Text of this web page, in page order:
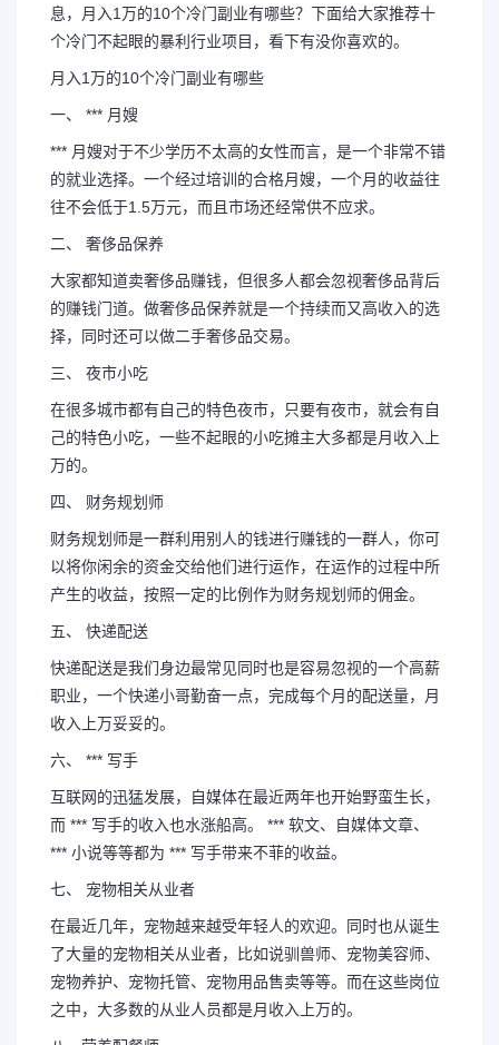
息，月入1万的10个冷门副业有哪些？下面给大家推荐十
个冷门不起眼的暴利行业项目，看下有没你喜欢的。
月入1万的10个冷门副业有哪些
一、 *** 月嫂
*** 月嫂对于不少学历不太高的女性而言，是一个非常不错
的就业选择。一个经过培训的合格月嫂，一个月的收益往
往不会低于1.5万元，而且市场还经常供不应求。
二、 奢侈品保养
大家都知道卖奢侈品赚钱，但很多人都会忽视奢侈品背后
的赚钱门道。做奢侈品保养就是一个持续而又高收入的选
择，同时还可以做二手奢侈品交易。
三、 夜市小吃
在很多城市都有自己的特色夜市，只要有夜市，就会有自
己的特色小吃，一些不起眼的小吃摊主大多都是月收入上
万的。
四、 财务规划师
财务规划师是一群利用别人的钱进行赚钱的一群人，你可
以将你闲余的资金交给他们进行运作，在运作的过程中所
产生的收益，按照一定的比例作为财务规划师的佣金。
五、 快递配送
快递配送是我们身边最常见同时也是容易忽视的一个高薪
职业，一个快递小哥勤奋一点，完成每个月的配送量，月
收入上万妥妥的。
六、 *** 写手
互联网的迅猛发展，自媒体在最近两年也开始野蛮生长，
而 *** 写手的收入也水涨船高。 *** 软文、自媒体文章、
*** 小说等等都为 *** 写手带来不菲的收益。
七、 宠物相关从业者
在最近几年，宠物越来越受年轻人的欢迎。同时也从诞生
了大量的宠物相关从业者，比如说驯兽师、宠物美容师、
宠物养护、宠物托管、宠物用品售卖等等。而在这些岗位
之中，大多数的从业人员都是月收入上万的。